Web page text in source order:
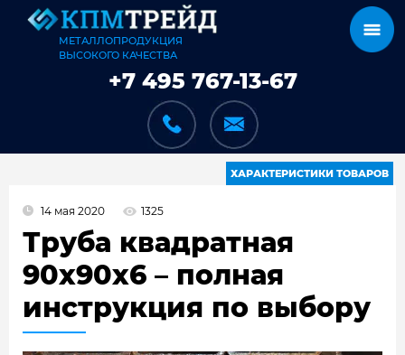
МЕТАЛЛОПРОДУКЦИЯ
ВЫСОКОГО КАЧЕСТВА
+7 495 767-13-67
ХАРАКТЕРИСТИКИ ТОВАРОВ
14 мая 2020 1325
Труба квадратная
90x90x6 – полная
инструкция по выбору